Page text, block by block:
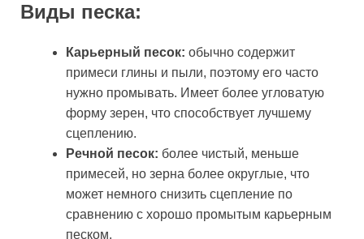
Виды песка:
Карьерный песок: обычно содержит
примеси глины и пыли, поэтому его часто
нужно промывать. Имеет более угловатую
форму зерен, что способствует лучшему
сцеплению.
Речной песок: более чистый, меньше
примесей, но зерна более округлые, что
может немного снизить сцепление по
сравнению с хорошо промытым карьерным
песком.